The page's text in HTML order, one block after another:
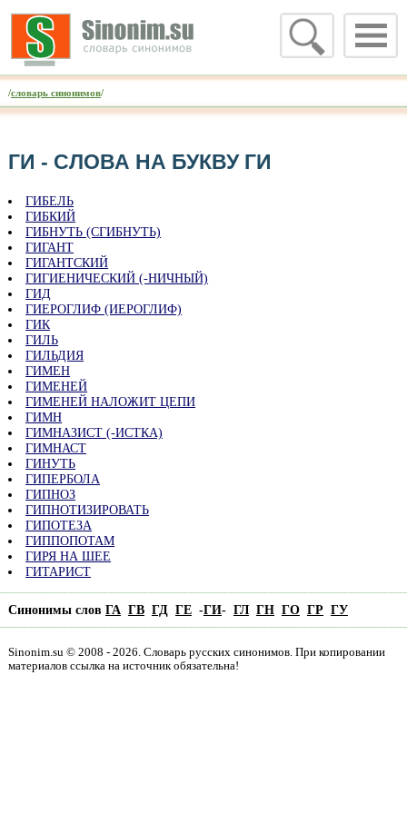
/словарь синонимов/
ГИ - CЛОВА НА БУКВУ ГИ
ГИБЕЛЬ
ГИБКИЙ
ГИБНУТЬ (СГИБНУТЬ)
ГИГАНТ
ГИГАНТСКИЙ
ГИГИЕНИЧЕСКИЙ (-НИЧНЫЙ)
ГИД
ГИЕРОГЛИФ (ИЕРОГЛИФ)
ГИК
ГИЛЬ
ГИЛЬДИЯ
ГИМЕН
ГИМЕНЕЙ
ГИМЕНЕЙ НАЛОЖИТ ЦЕПИ
ГИМН
ГИМНАЗИСТ (-ИСТКА)
ГИМНАСТ
ГИНУТЬ
ГИПЕРБОЛА
ГИПНОЗ
ГИПНОТИЗИРОВАТЬ
ГИПОТЕЗА
ГИППОПОТАМ
ГИРЯ НА ШЕЕ
ГИТАРИСТ
Синонимы слов ГА ГВ ГД ГЕ-ГИ- ГЛ ГН ГО ГР ГУ
Sinonim.su © 2008 - 2026. Словарь русских синонимов. При копировании
материалов ссылка на источник обязательна!